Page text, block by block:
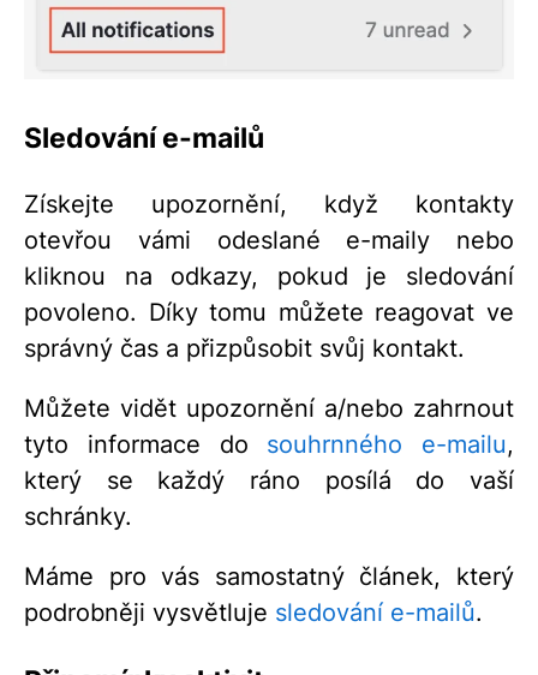
Sledování e-mailů
Získejte upozornění, když kontakty
otevřou vámi odeslané e-maily nebo
kliknou na odkazy, pokud je sledování
povoleno. Díky tomu můžete reagovat ve
správný čas a přizpůsobit svůj kontakt.
Můžete vidět upozornění a/nebo zahrnout
tyto informace do souhrnného e-mailu,
který se každý ráno posílá do vaší
schránky.
Máme pro vás samostatný článek, který
podrobněji vysvětluje sledování e-mailů.